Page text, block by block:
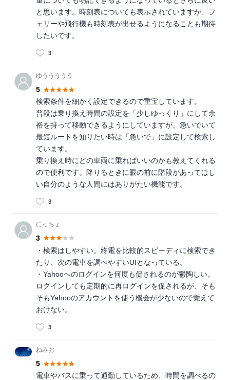
と思います。時刻表についても表示されていますが、フ
ェリーや飛行機も時刻表が出せるようになることも期待
したいです。
3
ゆううううう
5
検索条件を細かく設定できるので重宝しています。
普段は乗り換え時間の設定を「少しゆっくり」にして余
裕を持って移動できるようにしていますが、急いでいて
最短ルートを知りたい時は「急いで」に設定して検索し
ています。
乗り換え時にどの車両に乗ればいいのかも教えてくれる
ので便利です。降りるときに眼の前に階段があってほし
い自分のような人間にはありがたい機能です。
3
にっちょ
3
・検索はしやすい。終電を比較的スピーディに検索でき
たり、次の電車を調べやすいUIとなっている。
・Yahooへのログインを何度も促されるのが鬱陶しい。
ログインしても定期的に再ログインを促されるが、そも
そもYahooのアカウントを使う機会が少ないので覚えて
おけない。
3
ねみお
5
電車やバスに乗って通勤しているため、時間を調べるの